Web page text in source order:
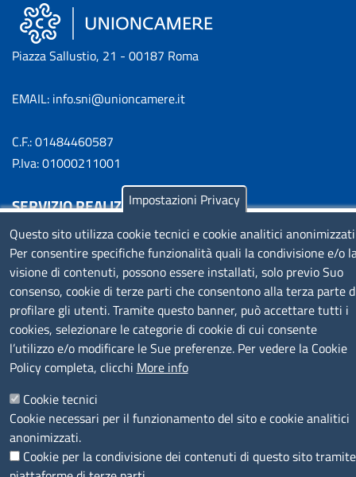
Piazza Sallustio, 21 - 00187 Roma
EMAIL: info.sni@unioncamere.it
C.F.: 01484460587
P.Iva: 01000211001
SERVIZIO REALIZZATO DA
SEGUICI SU
MENÙ PRIVACY
Note legali
Impostazioni Privacy
Questo sito utilizza cookie tecnici e cookie analitici
Per consentire specifiche funzionalità quali la condivisione e/o
visione di contenuti, possono essere installati, solo previo Suo
consenso, cookie di terze parti che consentono alla terza parte
profilare gli utenti. Tramite questo banner, può accettare tutti i
cookies, selezionare le categorie di cookie di cui consente
l’utilizzo e/o modificare le Sue preferenze. Per vedere la Cookie
Policy completa, clicchi More info
Cookie tecnici
Cookie necessari per il funzionamento del sito e cookie analitici
anonimizzati.
Cookie per la condivisione dei contenuti di questo sito tramite